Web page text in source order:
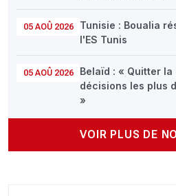
05 AOÛ 2026
Tunisie : Boualia
l'ES Tunis
05 AOÛ 2026
Belaïd : « Quitter
décisions les plus
»
VOIR PLUS DE